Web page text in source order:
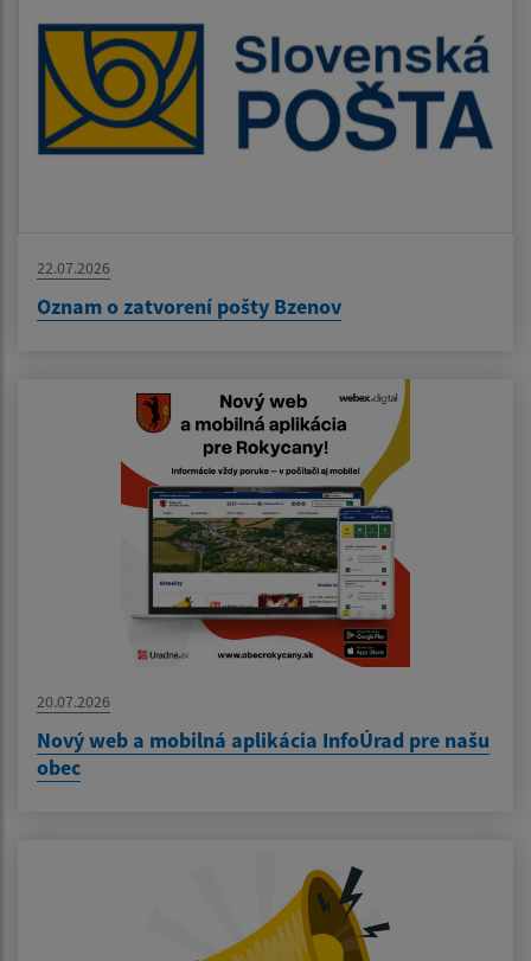
22.07.2026
Oznam o zatvorení pošty Bzenov
20.07.2026
Nový web a mobilná aplikácia InfoÚrad pre našu
obec